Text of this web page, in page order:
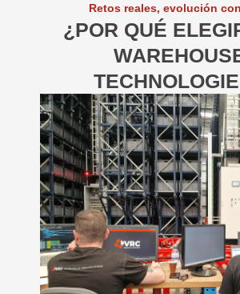
Retos reales, evolución
¿POR QUÉ